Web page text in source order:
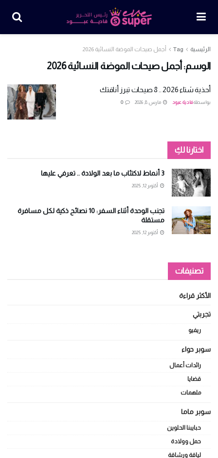
الرئيسية Tag أجمل صيحات الموضة النسائية 2026
الوسم:أجمل صيحات الموضة النسائية 2026
أحذية شتاء 2026 .. 8 صيحات تبرز أناقتك
بواسطةفادية عبود مارس 8, 2026 0
اختارنا لكِ
3 أنماط لاكتئاب ما بعد الولادة .. تعرفي عليها
أكتوبر 12, 2025
تجنب الوحدة أثناء السفر: 10 نصائح ذكية لكل مسافرة
مستقلة
أكتوبر 12, 2025
تصنيفات
الأكثر قراءة
تجربتي
ريفيو
سوبر حواء
رائدات أعمال
قضايا
ملهمات
سوبر ماما
حبايبنا الحلوين
حمل وولادة
لياقة ورشاقة